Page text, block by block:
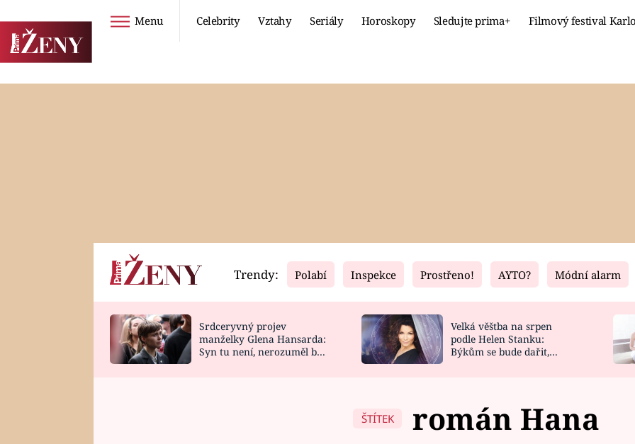
Menu Celebrity Vztahy Seriály Horoskopy Sledujte prima+ Filmový festival
Horoskopy
HOROSKOP NA
Video
CELEBRITY
VAŘENÍ
Fresh
NOVINKY
VIDEORECEPTY
Living
DESIGN
Trendy: Polabí Inspekce Prostřeno! AYTO? Módní alarm
Srdceryvný projev
manželky Glena Hansarda:
Syn tu není, nerozuměl by
Velká věštba na srpen
podle Helen Stanku:
Býkům se bude dařit,
ŠTÍTEK román Hana